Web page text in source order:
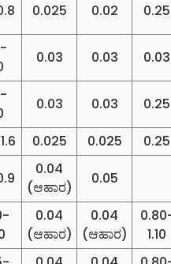
0.025 0.02 0.25
0.03 0.03 0.03
0.03 0.03 0.25
0.025 0.025 0.25
0.04
(ಆಹಾರ)
0.05
0.04
(ಆಹಾರ)
0.04
(ಆಹಾರ)
1.10